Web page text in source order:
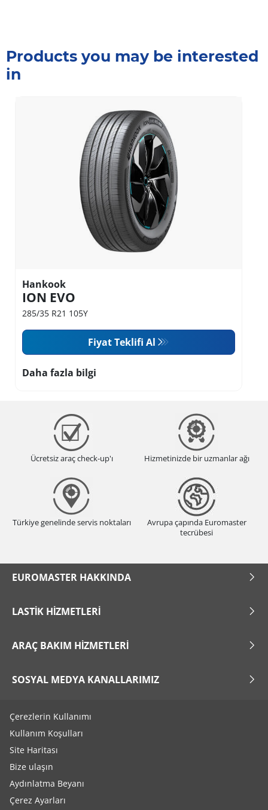
Products you may be interested
in
Hankook
ION EVO
285/35 R21 105Y
Fiyat Teklifi Al
Daha fazla bilgi
Ücretsiz araç check-up'ı Hizmetinizde bir uzmanlar ağı
Türkiye genelinde servis noktaları
Avrupa çapında Euromaster
tecrübesi
EUROMASTER HAKKINDA
LASTIK HIZMETLERI
ARAÇ BAKIM HIZMETLERI
SOSYAL MEDYA KANALLARIMIZ
Çerezlerin Kullanımı
Kullanım Koşulları
Site Haritası
Bize ulaşın
Aydınlatma Beyanı
Çerez Ayarları